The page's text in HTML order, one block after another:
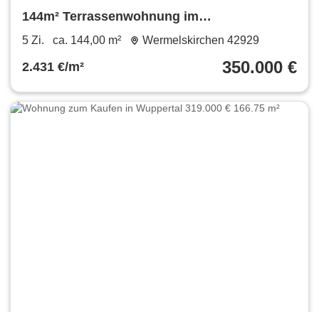
144m² Terrassenwohnung im
Wermelskirchener Musikerviertel
5 Zi. ca. 144,00 m² Wermelskirchen 42929
2.431 €/m² 350.000 €